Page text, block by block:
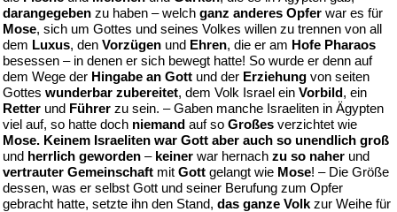
darangegeben zu haben – welch ganz anderes Opfer war es für
Mose, sich um Gottes und seines Volkes willen zu trennen von all
dem Luxus, den Vorzügen und Ehren, die er am Hofe Pharaos
besessen – in denen er sich bewegt hatte! So wurde er denn auf
dem Wege der Hingabe an Gott und der Erziehung von seiten
Gottes wunderbar zubereitet, dem Volk Israel ein Vorbild, ein
Retter und Führer zu sein. – Gaben manche Israeliten in Ägypten
viel auf, so hatte doch niemand auf so Großes verzichtet wie
Mose. Keinem Israeliten war Gott aber auch so unendlich groß
und herrlich geworden – keiner war hernach zu so naher und
vertrauter Gemeinschaft mit Gott gelangt wie Mose! – Die Größe
dessen, was er selbst Gott und seiner Berufung zum Opfer
gebracht hatte, setzte ihn den Stand, das ganze Volk zur Weihe für